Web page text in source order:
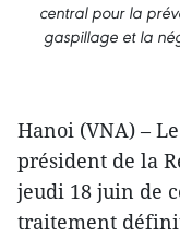
central pour la
gaspillage et la
Hanoi (VNA) –
président de la
jeudi 18 juin de
traitement